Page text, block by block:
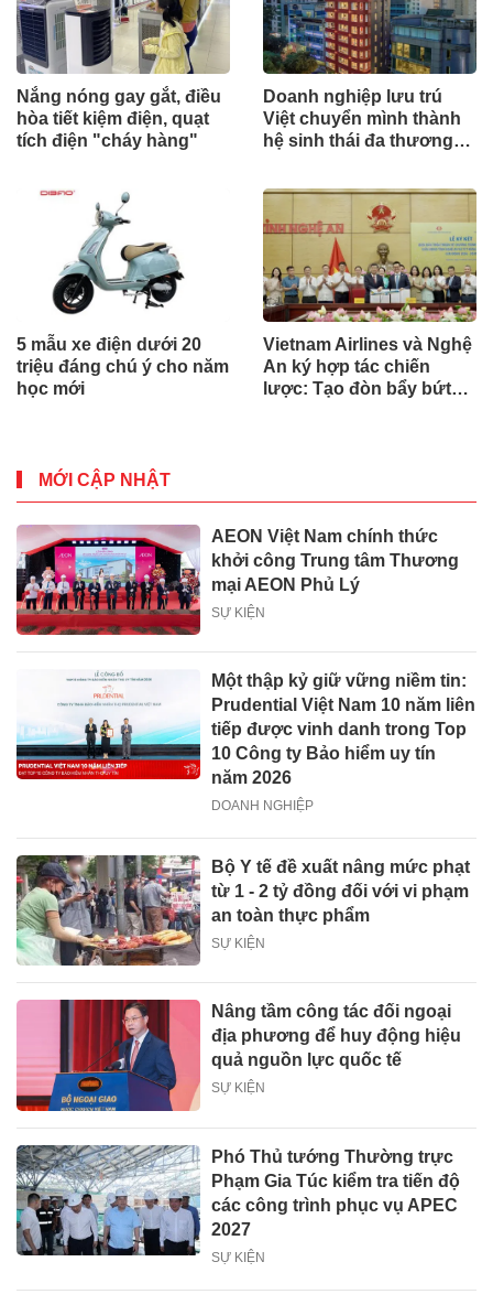
Nắng nóng gay gắt, điều
hòa tiết kiệm điện, quạt
tích điện "cháy hàng"
Doanh nghiệp lưu trú
Việt chuyển mình thành
hệ sinh thái đa thương
5 mẫu xe điện dưới 20
triệu đáng chú ý cho năm
học mới
Vietnam Airlines và Nghệ
An ký hợp tác chiến
lược: Tạo đòn bẩy bứt
MỚI CẬP NHẬT
AEON Việt Nam chính thức
khởi công Trung tâm Thương
mại AEON Phủ Lý
SỰ KIỆN
Một thập kỷ giữ vững niềm tin:
Prudential Việt Nam 10 năm liên
tiếp được vinh danh trong Top
10 Công ty Bảo hiểm uy tín
năm 2026
DOANH NGHIỆP
Bộ Y tế đề xuất nâng mức phạt
từ 1 - 2 tỷ đồng đối với vi phạm
an toàn thực phẩm
SỰ KIỆN
Nâng tầm công tác đối ngoại
địa phương để huy động hiệu
quả nguồn lực quốc tế
SỰ KIỆN
Phó Thủ tướng Thường trực
Phạm Gia Túc kiểm tra tiến độ
các công trình phục vụ APEC
2027
SỰ KIỆN